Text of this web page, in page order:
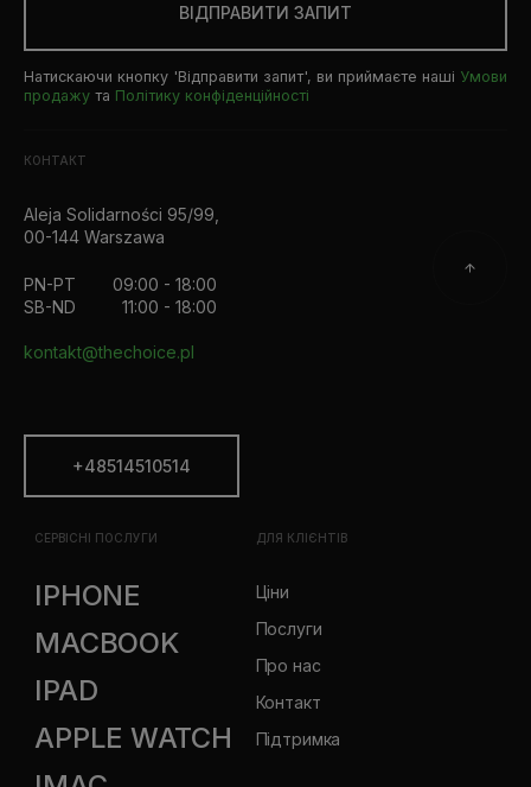
ВІДПРАВИТИ ЗАПИТ
Натискаючи кнопку 'Відправити запит', ви приймаєте наші Умови
продажута Політику конфіденційності
КОНТАКТ
Aleja Solidarności 95/99,
00-144 Warszawa
PN-PT
09:00 - 18:00
SB-ND
11:00 - 18:00
kontakt@thechoice.pl
+48514510514
СЕРВІСНІ ПОСЛУГИ
IPHONE
MACBOOK
IPAD
APPLE WATCH
ДЛЯ КЛІЄНТІВ
Ціни
Послуги
Про нас
Контакт
Підтримка